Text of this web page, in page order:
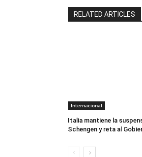
RELATED ARTICLES
Internacional
Italia mantiene la
Schengen y reta al